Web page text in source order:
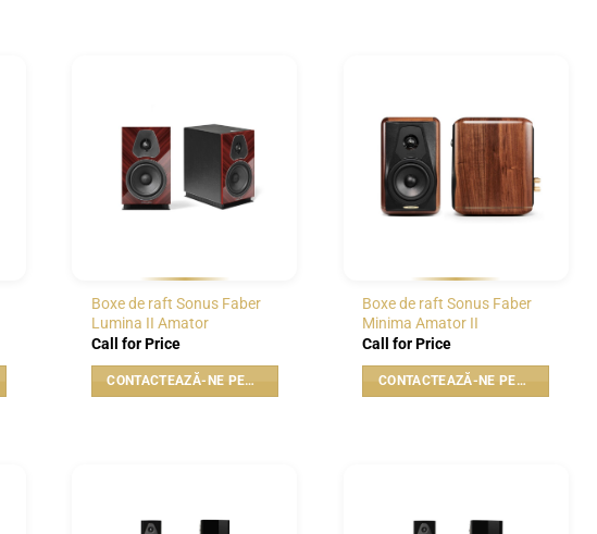
WISHLIST
Boxe de raft Sonus Faber
Lumina II Amator
Call for Price
CONTACTEAZĂ-NE PENTRU PREȚ
WISHLIST
Boxe de raft Sonus Faber
Minima Amator II
Call for Price
CONTACTEAZĂ-NE PENTRU PREȚ